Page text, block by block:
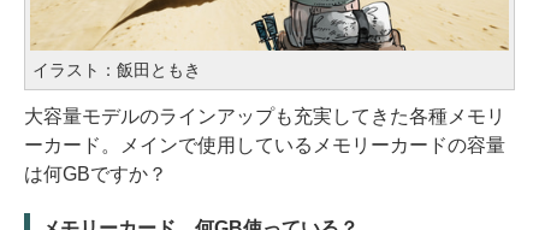
イラスト：飯田ともき
大容量モデルのラインアップも充実してきた各種メモリ
ーカード。メインで使用しているメモリーカードの容量
は何GBですか？